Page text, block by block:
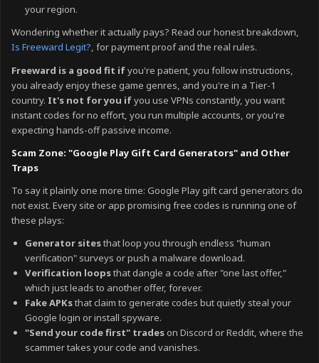
your region.
Wondering whether it actually pays? Read our honest breakdown,
Is Freeward Legit?, for payment proof and the real rules.
Freeward is a good fit ifyou're patient, you follow instructions,
you already enjoy these game genres, and you're in a Tier-1
country. It's not for you ifyou use VPNs constantly, you want
instant codes for no effort, you run multiple accounts, or you're
expecting hands-off passive income.
Scam Zone: "Google Play Gift Card Generators" and Other
Traps
To say it plainly one more time: Google Play gift card generators do
not exist. Every site or app promising free codes is running one of
these plays:
Generator sitesthat loop you through endless "human
verification" surveys or push a malware download.
Verification loopsthat dangle a code after "one last offer,"
which just leads to another offer, forever.
Fake APKsthat claim to generate codes but quietly steal your
Google login or install spyware.
"Send your code first" tradeson Discord or Reddit, where the
scammer takes your code and vanishes.